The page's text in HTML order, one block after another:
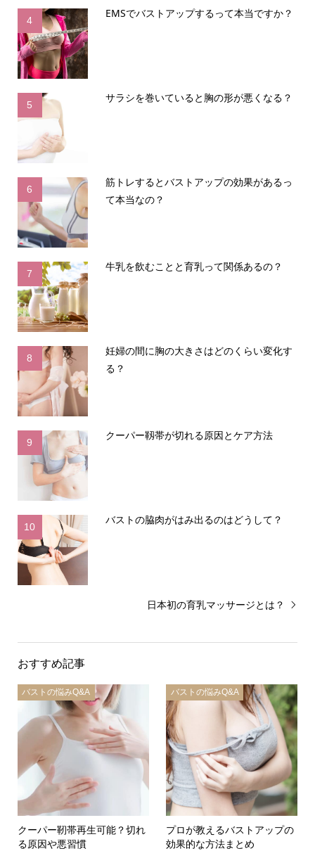
4
EMSでバストアップするって本当ですか？
5
サラシを巻いていると胸の形が悪くなる？
6
筋トレするとバストアップの効果があるっ
て本当なの？
7
牛乳を飲むことと育乳って関係あるの？
8
妊婦の間に胸の大きさはどのくらい変化す
る？
9
クーパー靱帯が切れる原因とケア方法
10
バストの脇肉がはみ出るのはどうして？
日本初の育乳マッサージとは？
おすすめ記事
バストの悩みQ&A
クーパー靭帯再生可能？切れ
る原因や悪習慣
バストの悩みQ&A
プロが教えるバストアップの
効果的な方法まとめ